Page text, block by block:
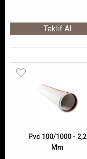
Teklif Al
Pvc 100/1000 - 2,2
Mm